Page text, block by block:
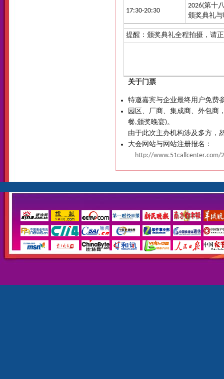
17:30-20:30
2026(第十
颁奖典礼
提醒：颁奖典礼全程拍摄，请
关于门票
特邀嘉宾与企业最终用户免费
园区、厂商、集成商、外包商
餐,颁奖晚宴)。
由于此次主办机构涉及多方，
大会网站与网站注册报名：
http://www.51callcenter.com/